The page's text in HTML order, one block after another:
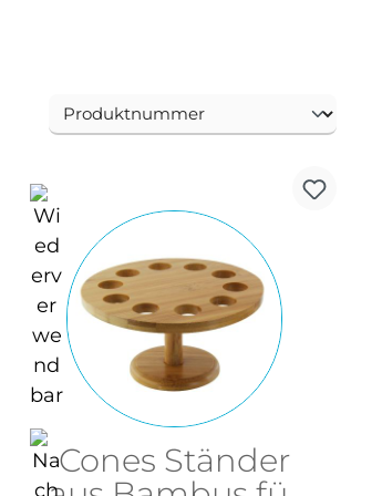
Cones Ständer